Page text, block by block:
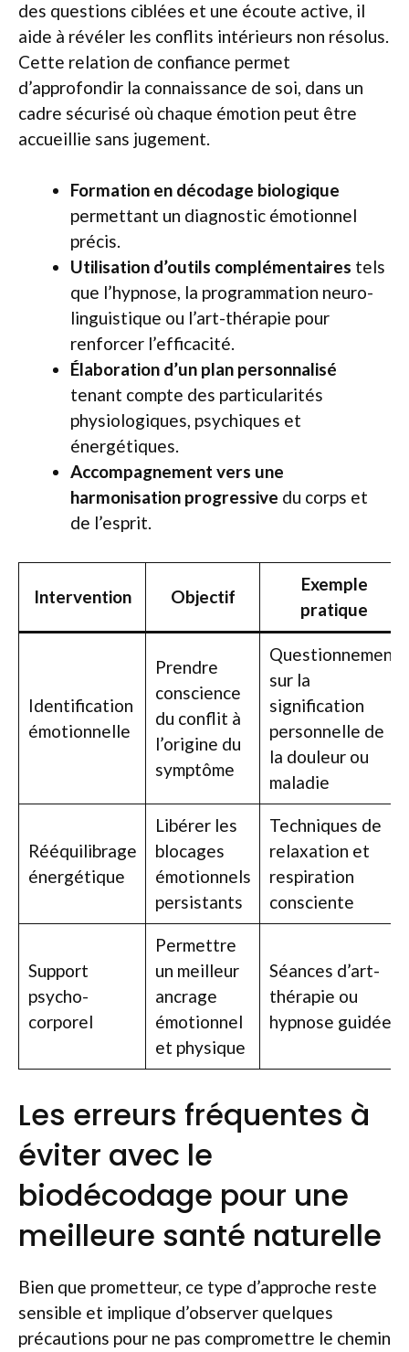
des questions ciblées et une écoute active, il
aide à révéler les conflits intérieurs non résolus.
Cette relation de confiance permet
d’approfondir la connaissance de soi, dans un
cadre sécurisé où chaque émotion peut être
accueillie sans jugement.
Formation en décodage biologique
permettant un diagnostic émotionnel
précis.
Utilisation d’outils complémentaires tels
que l’hypnose, la programmation neuro-
linguistique ou l’art-thérapie pour
renforcer l’efficacité.
Élaboration d’un plan personnalisé
tenant compte des particularités
physiologiques, psychiques et
énergétiques.
Accompagnement vers une
harmonisation progressive du corps et
de l’esprit.
Intervention Objectif
Exemple
pratique
Identification
émotionnelle
Prendre
conscience
du conflit à
l’origine du
symptôme
Questionnement
sur la
signification
personnelle de
la douleur ou
maladie
Rééquilibrage
énergétique
Libérer les
blocages
émotionnels
persistants
Techniques de
relaxation et
respiration
consciente
Support
psycho-
corporel
Permettre
un meilleur
ancrage
émotionnel
et physique
Séances d’art-
thérapie ou
hypnose guidée
Les erreurs fréquentes à
éviter avec le
biodécodage pour une
meilleure santé naturelle
Bien que prometteur, ce type d’approche reste
sensible et implique d’observer quelques
précautions pour ne pas compromettre le chemin